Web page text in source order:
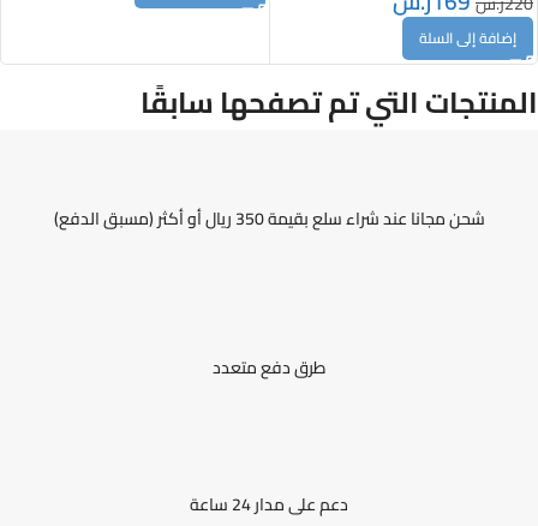
إضافة إلى السلة
المنتجات التي تم تصفحها سابقًا
شحن مجانا عند شراء سلع بقيمة 350 ريال أو أكثر (مسبق الدفع)
طرق دفع متعدد
دعم على مدار 24 ساعة